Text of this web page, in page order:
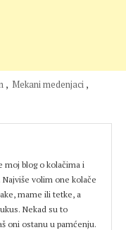
, Mekani medenjaci ,
moj blog o kolačima i
volim one kolače
mame ili tetke, a
Nekad su to
oni ostanu u pamćenju.